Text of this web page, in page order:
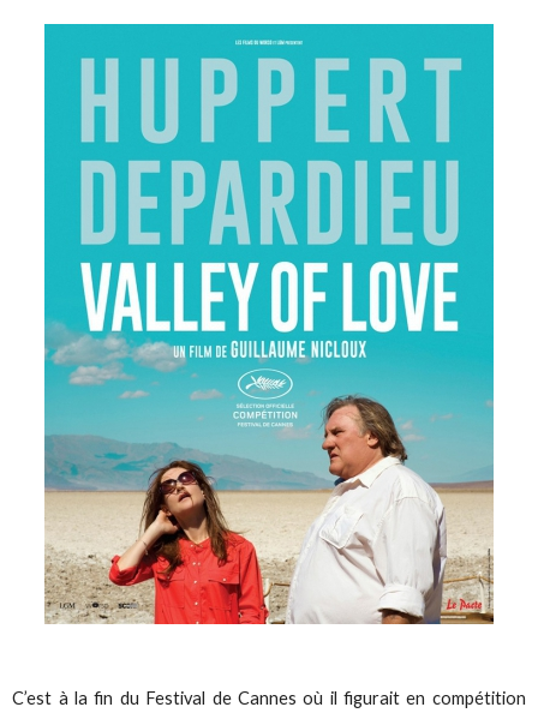
C’est à la fin du Festival de Cannes où il figurait en compétition